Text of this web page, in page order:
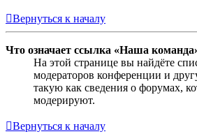
Вернуться к началу
Что означает ссылка «Наша
На этой странице вы найдёте
модераторов конференции и
такую как сведения о форумах,
модерируют.
Вернуться к началу